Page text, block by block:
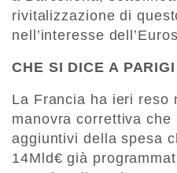
rivitalizzazione di
nell’interesse
CHE SI DICE A PARIGI
La Francia ha ieri reso
manovra correttiva
aggiuntivi della spesa
14Mld€ già